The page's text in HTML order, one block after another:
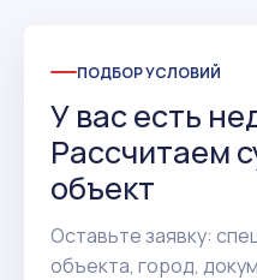
ПОДБОР УСЛОВИЙ
У вас есть
Рассчитаем
объект
Оставьте заявку:
объекта, город,